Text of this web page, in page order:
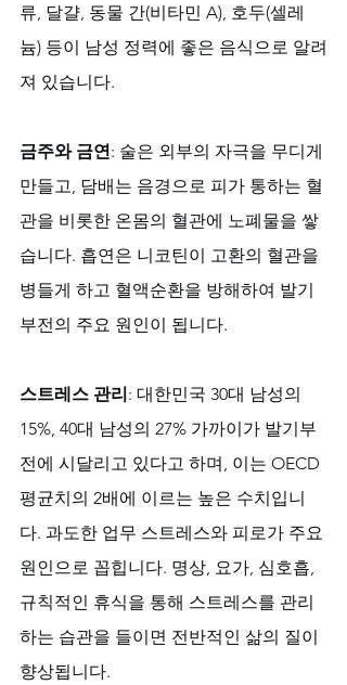
류, 달걀, 동물 간(비타민 A), 호두(셀레
늄) 등이 남성 정력에 좋은 음식으로 알려
져 있습니다.
금주와 금연: 술은 외부의 자극을 무디게
만들고, 담배는 음경으로 피가 통하는 혈
관을 비롯한 온몸의 혈관에 노폐물을 쌓
습니다. 흡연은 니코틴이 고환의 혈관을
병들게 하고 혈액순환을 방해하여 발기
부전의 주요 원인이 됩니다.
스트레스 관리: 대한민국 30대 남성의
15%, 40대 남성의 27% 가까이가 발기부
전에 시달리고 있다고 하며, 이는 OECD
평균치의 2배에 이르는 높은 수치입니
다. 과도한 업무 스트레스와 피로가 주요
원인으로 꼽힙니다. 명상, 요가, 심호흡,
규칙적인 휴식을 통해 스트레스를 관리
하는 습관을 들이면 전반적인 삶의 질이
향상됩니다.